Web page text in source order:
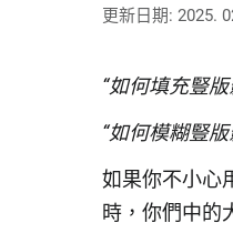
更新日期: 2025.
“如何填充豎
“如何模糊豎
如果你不小心
時，你們中的